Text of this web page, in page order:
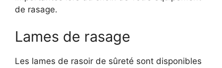
de rasage.
Lames de rasage
Les lames de rasoir de sûreté sont disponibles